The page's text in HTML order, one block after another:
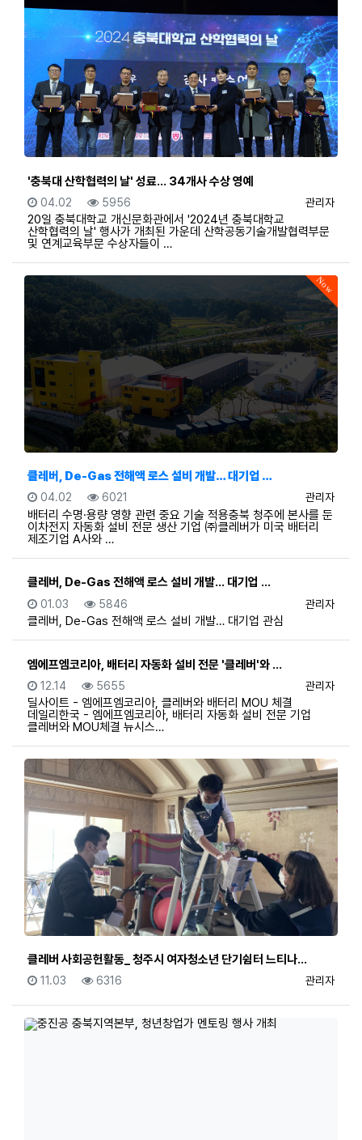
'충북대 산학협력의 날' 성료… 34개사 수상 영예
등록자
관리자
등록일
04.02 조회
5956
20일 충북대학교 개신문화관에서 '2024년 충북대학교
산학협력의 날' 행사가 개최된 가운데 산학공동기술개발협력부문
및 연계교육부문 수상자들이 …
Now
클레버, De-Gas 전해액 로스 설비 개발… 대기업 …
등록자
관리자
등록일
04.02 조회
6021
배터리 수명·용량 영향 관련 중요 기술 적용충북 청주에 본사를 둔
이차전지 자동화 설비 전문 생산 기업 ㈜클레버가 미국 배터리
제조기업 A사와 …
클레버, De-Gas 전해액 로스 설비 개발… 대기업 …
등록자
관리자
등록일
01.03 조회
5846
클레버, De-Gas 전해액 로스 설비 개발… 대기업 관심
엠에프엠코리아, 배터리 자동화 설비 전문 '클레버'와 …
등록자
관리자
등록일
12.14 조회
5655
딜사이트 - 엠에프엠코리아, 클레버와 배터리 MOU 체결
데일리한국 - 엠에프엠코리아, 배터리 자동화 설비 전문 기업
클레버와 MOU체결 뉴시스…
클레버 사회공헌활동_ 청주시 여자청소년 단기쉼터 느티나…
등록자
관리자
등록일
11.03 조회
6316